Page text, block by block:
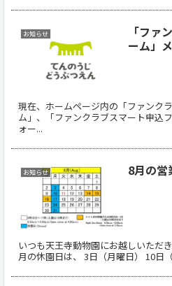
お知らせ
「ファ
ーム」
現在、ホームページ内の「ファンク
ム」、「ファンクラブスマート申込
ォー...
お知らせ 8月の営
いつも天王寺動物園にお越しいただ
月の休園日は、 3日（月曜日） 10日